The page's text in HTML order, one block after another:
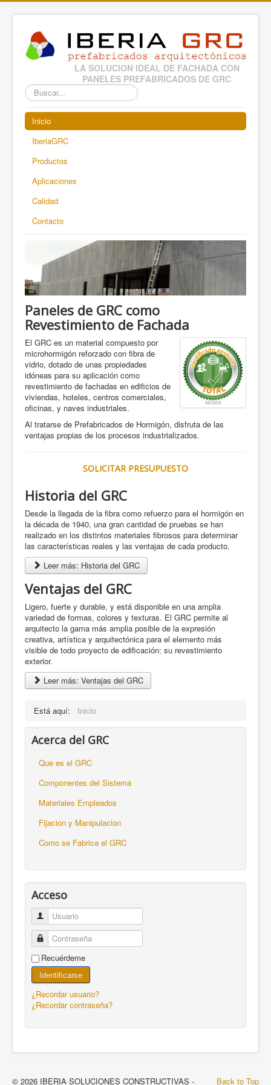
LA SOLUCION IDEAL DE FACHADA CON
PANELES PREFABRICADOS DE GRC
Buscar...
Inicio
IberiaGRC
Productos
Aplicaciones
Calidad
Contacto
Paneles de GRC como
Revestimiento de Fachada
El GRC es un material compuesto por
microhormigón reforzado con fibra de
vidrio, dotado de unas propiedades
idóneas para su aplicación como
revestimiento de fachadas en edificios de
viviendas, hoteles, centros comerciales,
oficinas, y naves industriales.
Al tratarse de Prefabricados de Hormigón, disfruta de las
ventajas propias de los procesos industrializados.
SOLICITAR PRESUPUESTO
Historia del GRC
Desde la llegada de la fibra como refuerzo para el hormigón en
la década de 1940, una gran cantidad de pruebas se han
realizado en los distintos materiales fibrosos para determinar
las características reales y las ventajas de cada producto.
Leer más: Historia del GRC
Ventajas del GRC
Ligero, fuerte y durable, y está disponible en una amplia
variedad de formas, colores y texturas. El GRC permite al
arquitecto la gama más amplia posible de la expresión
creativa, artística y arquitectónica para el elemento más
visible de todo proyecto de edificación: su revestimiento
exterior.
Leer más: Ventajas del GRC
Está aquí: Inicio
Acerca del GRC
Que es el GRC
Componentes del Sistema
Materiales Empleados
Fijacion y Manipulacion
Como se Fabrica el GRC
Acceso
Usuario
Contraseña
Recuérdeme
Identificarse
¿Recordar usuario?
¿Recordar contraseña?
Back to Top
© 2026 IBERIA SOLUCIONES CONSTRUCTIVAS -